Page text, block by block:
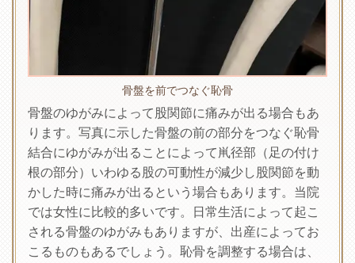
骨盤を前でつなぐ恥骨
骨盤のゆがみによって股関節に痛みが出る場合もあ
ります。写真に示した骨盤の前の部分をつなぐ恥骨
結合にゆがみが出ることによって鼡径部（足の付け
根の部分）いわゆる股の可動性が減少し股関節を動
かした時に痛みが出るという場合もあります。当院
では女性に比較的多いです。日常生活によって起こ
される骨盤のゆがみもありますが、出産によってお
こるものもあるでしょう。恥骨を調整する場合は、